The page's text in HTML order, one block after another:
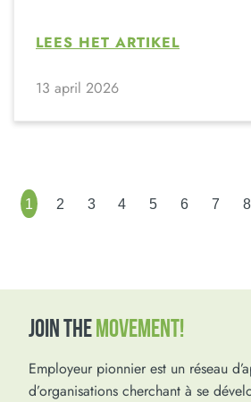
LEES HET ARTIKEL
13 april 2026
1 2 3 4 5 6 7 8
JOIN THEMOVEMENT!
Employeur pionnier est un réseau
d’organisations cherchant à se